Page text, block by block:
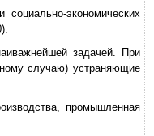
экономических
задачей. При
случаю) устраняющие
промышленная